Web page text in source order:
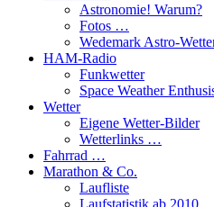
Astronomie! Warum?
Fotos …
Wedemark Astro-
HAM-Radio
Funkwetter
Space Weather
Wetter
Eigene Wetter-Bilder
Wetterlinks …
Fahrrad …
Marathon & Co.
Laufliste